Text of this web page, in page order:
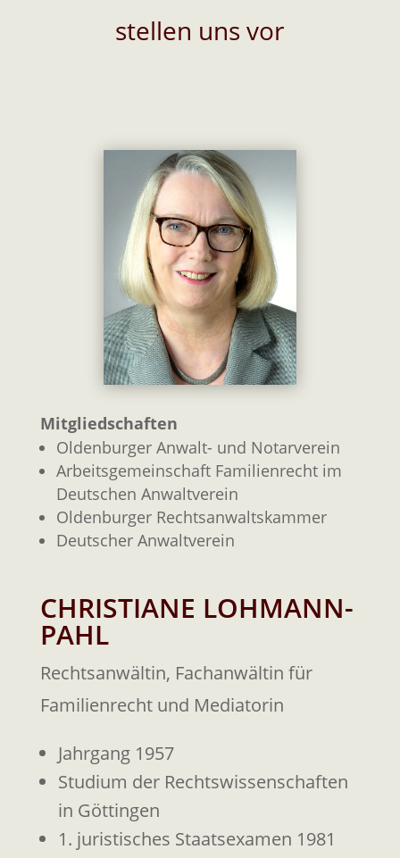
stellen uns vor
Mitgliedschaften
Oldenburger Anwalt- und Notarverein
Arbeitsgemeinschaft Familienrecht im
Deutschen Anwaltverein
Oldenburger Rechtsanwaltskammer
Deutscher Anwaltverein
CHRISTIANE LOHMANN-
PAHL
Rechtsanwältin, Fachanwältin für
Familienrecht und Mediatorin
Jahrgang 1957
Studium der Rechtswissenschaften
in Göttingen
1. juristisches Staatsexamen 1981